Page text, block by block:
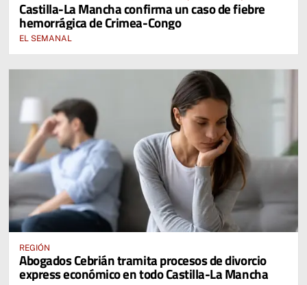
Castilla-La Mancha confirma un caso de fiebre
hemorrágica de Crimea-Congo
EL SEMANAL
REGIÓN
Abogados Cebrián tramita procesos de divorcio
express económico en todo Castilla-La Mancha